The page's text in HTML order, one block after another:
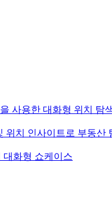
사용한 대화형 위치 탐
위치 인사이트로 부동산
대화형 쇼케이스